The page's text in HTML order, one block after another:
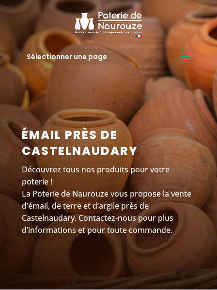
Sélectionner une page
ÉMAIL PRÈS DE
CASTELNAUDARY
Découvrez tous nos produits pour votre
poterie !
La Poterie de Naurouze vous propose la vente
d’émail, de terre et d’argile près de
Castelnaudary. Contactez-nous pour plus
d’informations et pour toute commande.